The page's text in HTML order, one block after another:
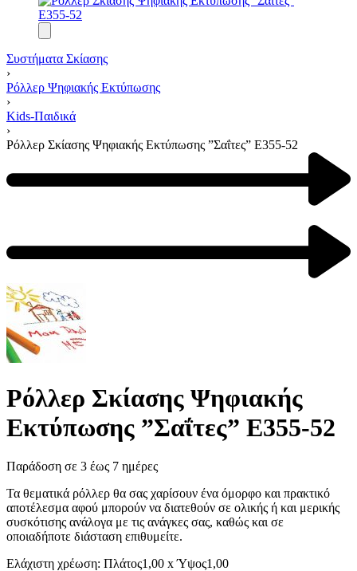
Συστήματα Σκίασης
›
Ρόλλερ Ψηφιακής Εκτύπωσης
›
Kids-Παιδικά
›
Ρόλλερ Σκίασης Ψηφιακής Εκτύπωσης ”Σαΐτες” Ε355-52
navigation
Next
product:
Ρόλλερ Σκίασης Ψηφιακής
Εκτύπωσης ”Σαΐτες” Ε355-52
Παράδοση σε 3 έως 7 ημέρες
Τα θεματικά ρόλλερ θα σας χαρίσουν ένα όμορφο και πρακτικό
αποτέλεσμα αφού μπορούν να διατεθούν σε ολικής ή και μερικής
συσκότισης ανάλογα με τις ανάγκες σας, καθώς και σε
οποιαδήποτε διάσταση επιθυμείτε.
Ελάχιστη χρέωση: Πλάτος1,00 x Ύψος1,00